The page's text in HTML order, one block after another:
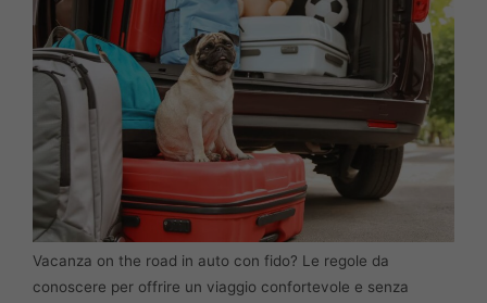
Vacanza on the road in auto con fido? Le regole da
conoscere per offrire un viaggio confortevole e senza